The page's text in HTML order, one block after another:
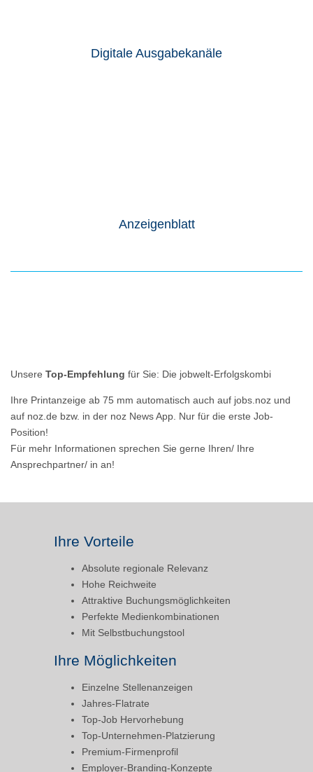
Digitale Ausgabekanäle
Anzeigenblatt
Unsere Top-Empfehlung für Sie: Die jobwelt-Erfolgskombi
Ihre Printanzeige ab 75 mm automatisch auch auf jobs.noz und
auf noz.de bzw. in der noz News App. Nur für die erste Job-
Position!
Für mehr Informationen sprechen Sie gerne Ihren/ Ihre
Ansprechpartner/ in an!
Ihre Vorteile
Absolute regionale Relevanz
Hohe Reichweite
Attraktive Buchungsmöglichkeiten
Perfekte Medienkombinationen
Mit Selbstbuchungstool
Ihre Möglichkeiten
Einzelne Stellenanzeigen
Jahres-Flatrate
Top-Job Hervorhebung
Top-Unternehmen-Platzierung
Premium-Firmenprofil
Employer-Branding-Konzepte